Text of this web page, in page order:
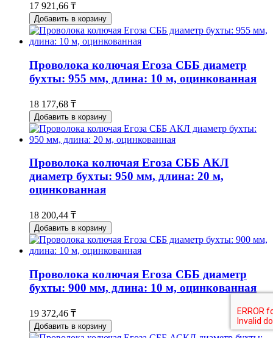
17 921,66 ₸
Добавить в корзину
Проволока колючая Егоза СББ диаметр
бухты: 955 мм, длина: 10 м, оцинкованная
18 177,68 ₸
Добавить в корзину
Проволока колючая Егоза СББ АКЛ
диаметр бухты: 950 мм, длина: 20 м,
оцинкованная
18 200,44 ₸
Добавить в корзину
Проволока колючая Егоза СББ диаметр
бухты: 900 мм, длина: 10 м, оцинкованная
19 372,46 ₸
Добавить в корзину